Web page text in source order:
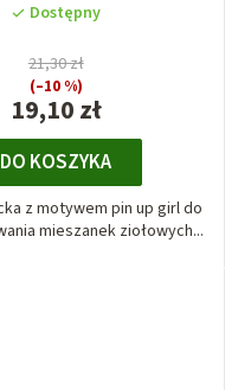
Dostępny
19,10 zł
21,30 zł
(–10 %)
DO KOSZYKA
z motywem pin up girl do
mieszanek ziołowych...